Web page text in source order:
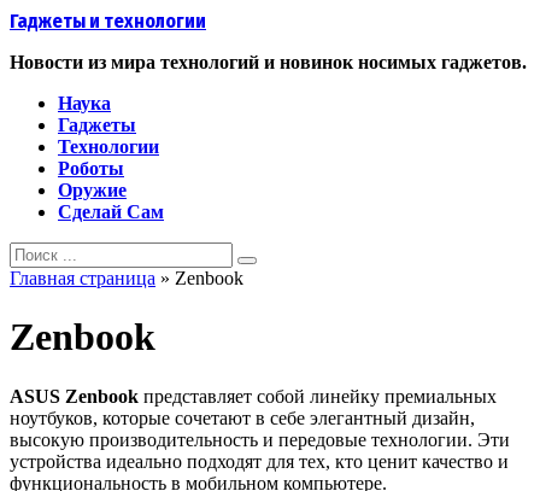
Перейти
контенту
Гаджеты и технологии
Новости из мира технологий и новинок носимых гаджетов.
Наука
Гаджеты
Технологии
Роботы
Оружие
Сделай Сам
Search
for:
Главная страница » Zenbook
Zenbook
ASUS Zenbook представляет собой линейку премиальных
ноутбуков, которые сочетают в себе элегантный дизайн,
высокую производительность и передовые технологии. Эти
устройства идеально подходят для тех, кто ценит качество и
функциональность в мобильном компьютере.